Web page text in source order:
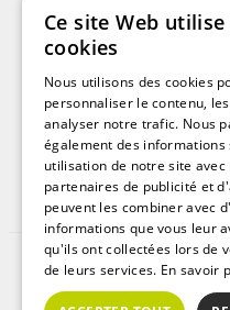
La
Annonces
Annonces
Annonces
©2025 |
Ce site Web utilise
cookies
Nous utilisons des cookies
personnaliser le contenu,
analyser notre trafic. Nous
également des informations
utilisation de notre site avec
partenaires de publicité et
peuvent les combiner avec
informations que vous leur
qu'ils ont collectées lors de
de leurs services. En savoir